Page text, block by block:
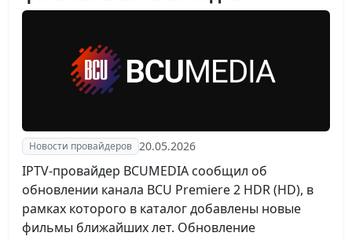
Новости провайдеров 20.05.2026
IPTV-провайдер BCUMEDIA сообщил об
обновлении канала BCU Premiere 2 HDR (HD), в
рамках которого в каталог добавлены новые
фильмы ближайших лет. Обновление